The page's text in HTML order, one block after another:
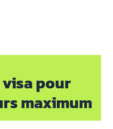
visa pour
maximum